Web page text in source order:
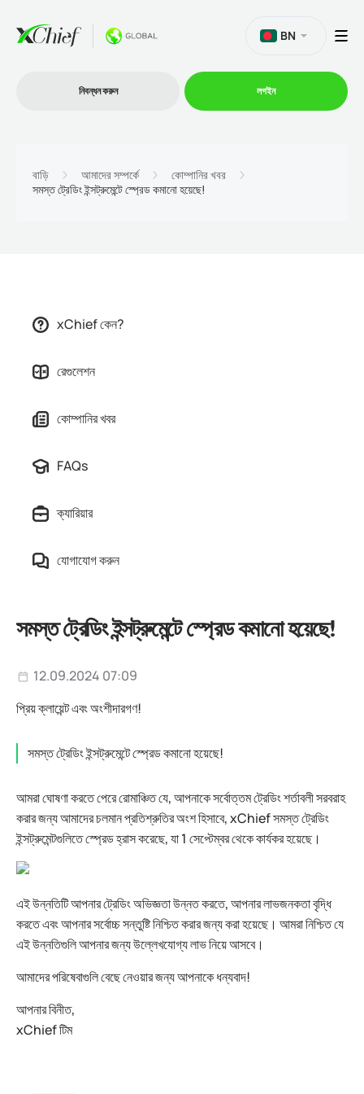
অংশীদারিত্ব
BN
নিবন্ধন করুন লগইন
বাড়ি আমাদের সম্পর্কে
কোম্পানির খবর
সমস্ত ট্রেডিং ইন্সট্রুমেন্টে স্প্রেড কমানো হয়েছে!
xChief কেন?
রেগুলেশন
কোম্পানির খবর
FAQs
ক্যারিয়ার
যোগাযোগ করুন
সমস্ত ট্রেডিং ইন্সট্রুমেন্টে স্প্রেড কমানো হয়েছে!
12.09.2024 07:09
প্রিয় ক্লায়েন্ট এবং অংশীদারগণ!
সমস্ত ট্রেডিং ইন্সট্রুমেন্টে স্প্রেড কমানো হয়েছে!
আমরা ঘোষণা করতে পেরে রোমাঞ্চিত যে, আপনাকে সর্বোত্তম ট্রেডিং শর্তাবলী সরবরাহ
করার জন্য আমাদের চলমান প্রতিশ্রুতির অংশ হিসাবে, xChief সমস্ত ট্রেডিং
ইন্সট্রুমেন্টগুলিতে স্প্রেড হ্রাস করেছে, যা 1 সেপ্টেম্বর থেকে কার্যকর হয়েছে।
এই উন্নতিটি আপনার ট্রেডিং অভিজ্ঞতা উন্নত করতে, আপনার লাভজনকতা বৃদ্ধি
করতে এবং আপনার সর্বোচ্চ সন্তুষ্টি নিশ্চিত করার জন্য করা হয়েছে। আমরা নিশ্চিত যে
এই উন্নতিগুলি আপনার জন্য উল্লেখযোগ্য লাভ নিয়ে আসবে।
আমাদের পরিষেবাগুলি বেছে নেওয়ার জন্য আপনাকে ধন্যবাদ!
আপনার বিনীত,
xChief টিম